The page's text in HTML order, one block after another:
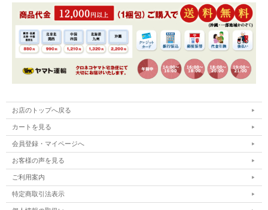
お店のトップへ戻る
カートを見る
会員登録・マイページへ
お客様の声を見る
ご利用案内
特定商取引法表示